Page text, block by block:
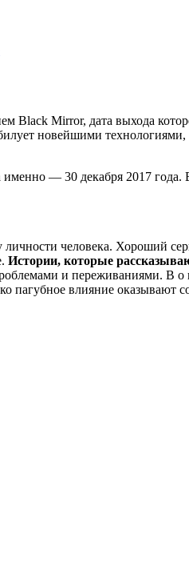
Black Mirror, дата выхода
новейшими
а именно — 30 декабря 2017 года.
человека. Хороший
Истории, которые
и переживаниями. В
пагубное влияние